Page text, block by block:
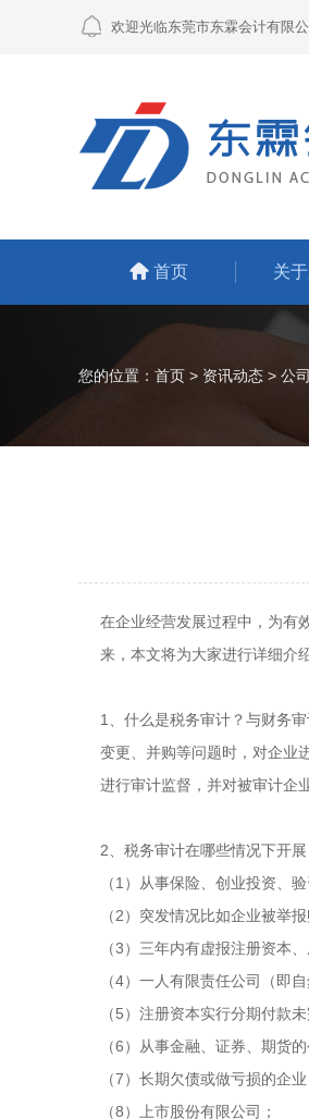
欢迎光临东莞市东霖会计有限公
首页 关
您的位置： 首页 > 资讯动态 > 公
在企业经营发展过程中，为有
来，本文将为大家进行详细介绍
1、什么是税务审计？与财务
变更、并购等问题时，对企业
进行审计监督，并对被审计企
2、税务审计在哪些情况下开
（1）从事保险、创业投资、
（2）突发情况比如企业被举
（3）三年内有虚报注册资本
（4）一人有限责任公司（即
（5）注册资本实行分期付款
（6）从事金融、证券、期货的
（7）长期欠债或做亏损的企业
（8）上市股份有限公司；